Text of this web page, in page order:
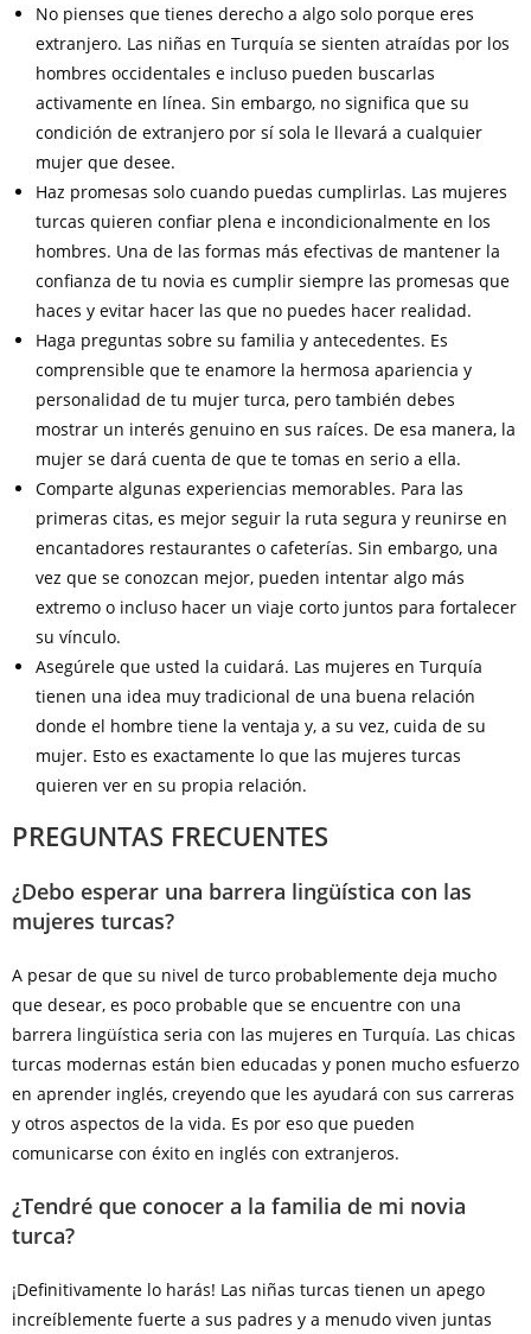
No pienses que tienes derecho a algo solo porque eres
extranjero. Las niñas en Turquía se sienten atraídas por los
hombres occidentales e incluso pueden buscarlas
activamente en línea. Sin embargo, no significa que su
condición de extranjero por sí sola le llevará a cualquier
mujer que desee.
Haz promesas solo cuando puedas cumplirlas. Las mujeres
turcas quieren confiar plena e incondicionalmente en los
hombres. Una de las formas más efectivas de mantener la
confianza de tu novia es cumplir siempre las promesas que
haces y evitar hacer las que no puedes hacer realidad.
Haga preguntas sobre su familia y antecedentes. Es
comprensible que te enamore la hermosa apariencia y
personalidad de tu mujer turca, pero también debes
mostrar un interés genuino en sus raíces. De esa manera, la
mujer se dará cuenta de que te tomas en serio a ella.
Comparte algunas experiencias memorables. Para las
primeras citas, es mejor seguir la ruta segura y reunirse en
encantadores restaurantes o cafeterías. Sin embargo, una
vez que se conozcan mejor, pueden intentar algo más
extremo o incluso hacer un viaje corto juntos para fortalecer
su vínculo.
Asegúrele que usted la cuidará. Las mujeres en Turquía
tienen una idea muy tradicional de una buena relación
donde el hombre tiene la ventaja y, a su vez, cuida de su
mujer. Esto es exactamente lo que las mujeres turcas
quieren ver en su propia relación.
PREGUNTAS FRECUENTES
¿Debo esperar una barrera lingüística con las
mujeres turcas?
A pesar de que su nivel de turco probablemente deja mucho
que desear, es poco probable que se encuentre con una
barrera lingüística seria con las mujeres en Turquía. Las chicas
turcas modernas están bien educadas y ponen mucho esfuerzo
en aprender inglés, creyendo que les ayudará con sus carreras
y otros aspectos de la vida. Es por eso que pueden
comunicarse con éxito en inglés con extranjeros.
¿Tendré que conocer a la familia de mi novia
turca?
¡Definitivamente lo harás! Las niñas turcas tienen un apego
increíblemente fuerte a sus padres y a menudo viven juntas